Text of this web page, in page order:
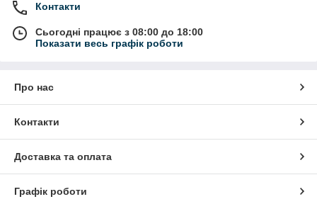
Контакти
Сьогодні працює з 08:00 до 18:00
Показати весь графік роботи
Про нас
Контакти
Доставка та оплата
Графік роботи